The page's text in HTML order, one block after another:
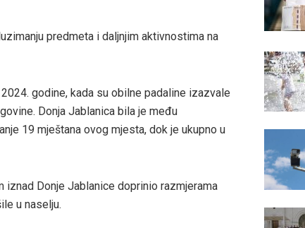
predmeta i daljnjim aktivnostima na
godine, kada su obilne padaline izazvale
Donja Jablanica bila je među
19 mještana ovog mjesta, dok je ukupno u
Donje Jablanice doprinio razmjerama
u naselju.